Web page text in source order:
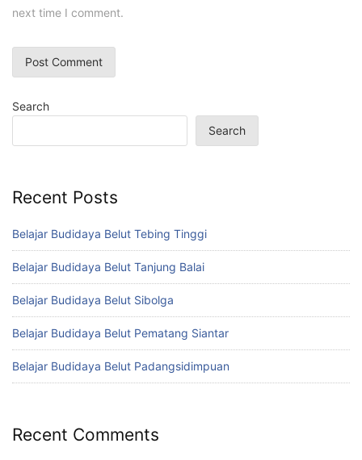
next time I comment.
Search
Search
Recent Posts
Belajar Budidaya Belut Tebing Tinggi
Belajar Budidaya Belut Tanjung Balai
Belajar Budidaya Belut Sibolga
Belajar Budidaya Belut Pematang Siantar
Belajar Budidaya Belut Padangsidimpuan
Recent Comments